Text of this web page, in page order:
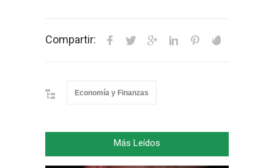
Compartir:
Economía y Finanzas
Más Leídos